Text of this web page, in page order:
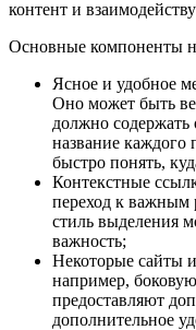
контент и
Основные компоненты
Ясное и удобное
Оно может быть
должно содержать
название каждого
быстро понять,
Контекстные
переход к важным
стиль выделения
важность;
Некоторые сайты
например,
предоставляют
дополнительное